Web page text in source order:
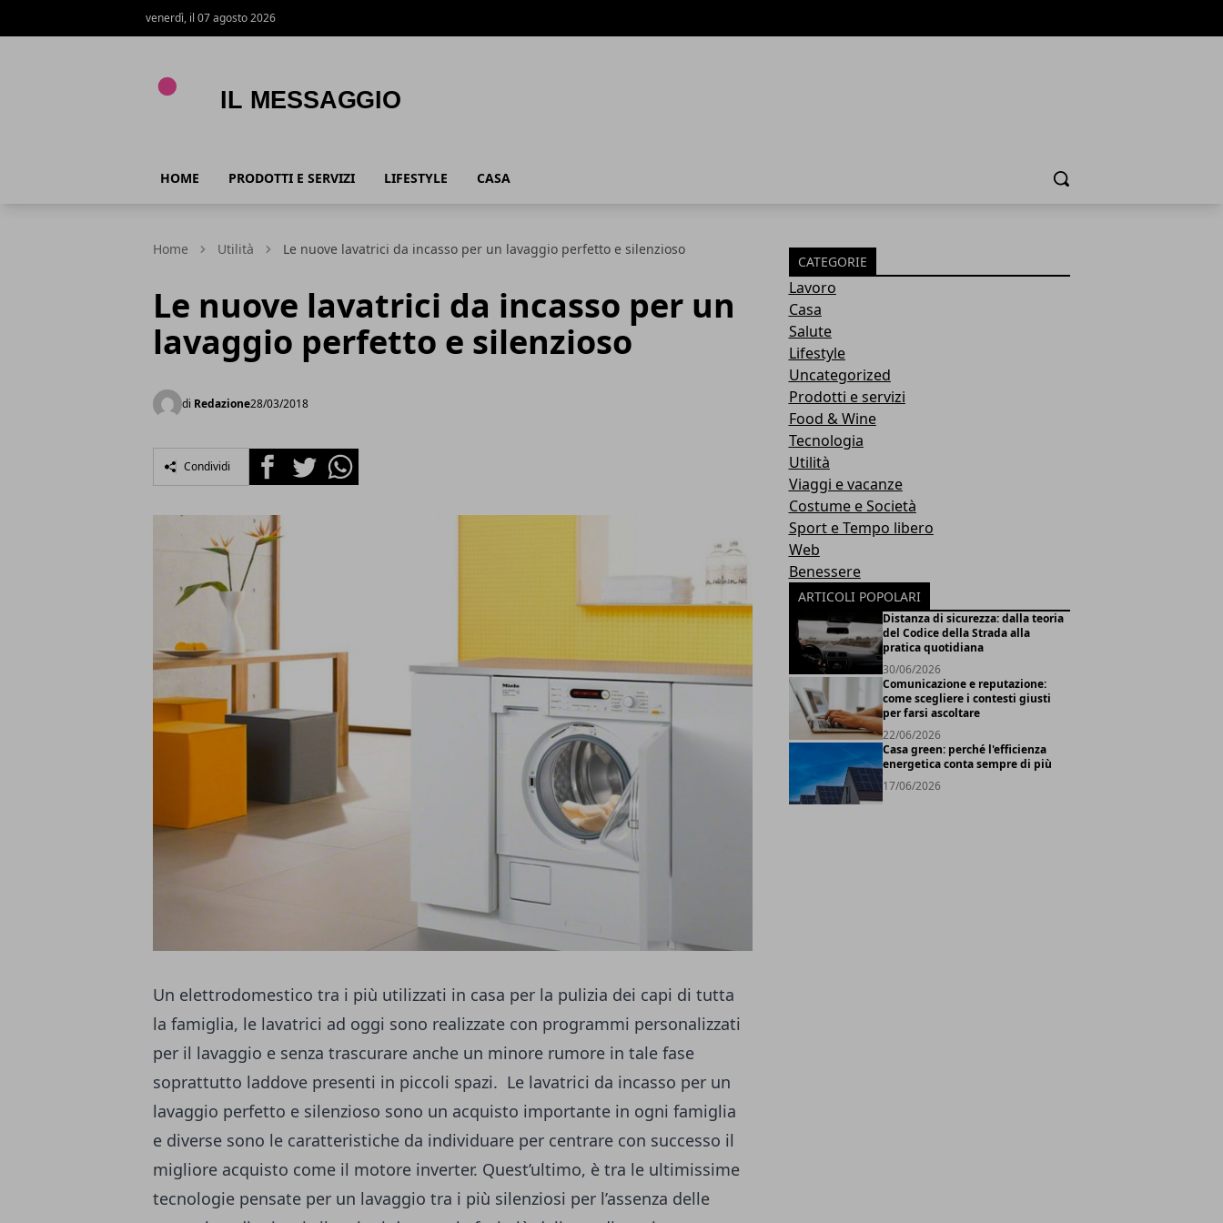
venerdì, il 07 agosto 2026
HOME PRODOTTI E SERVIZI LIFESTYLE CASA Cerca
Home Utilità Le nuove lavatrici da incasso per un lavaggio perfetto e silenzioso
Le nuove lavatrici da incasso per un
lavaggio perfetto e silenzioso
di Redazione28/03/2018
Condividi FacebookTwitterWhatsapp
Un elettrodomestico tra i più utilizzati in casa per la pulizia dei capi di tutta
la famiglia, le lavatrici ad oggi sono realizzate con programmi personalizzati
per il lavaggio e senza trascurare anche un minore rumore in tale fase
soprattutto laddove presenti in piccoli spazi. Le lavatrici da incasso per un
lavaggio perfetto e silenzioso sono un acquisto importante in ogni famiglia
e diverse sono le caratteristiche da individuare per centrare con successo il
migliore acquisto come il motore inverter. Quest’ultimo, è tra le ultimissime
tecnologie pensate per un lavaggio tra i più silenziosi per l’assenza delle
CATEGORIE
Lavoro
Casa
Salute
Lifestyle
Uncategorized
Prodotti e servizi
Food & Wine
Tecnologia
Utilità
Viaggi e vacanze
Costume e Società
Sport e Tempo libero
Web
Benessere
ARTICOLI POPOLARI
Distanza di sicurezza: dalla teoria
del Codice della Strada alla
pratica quotidiana
30/06/2026
Comunicazione e reputazione:
come scegliere i contesti giusti
per farsi ascoltare
22/06/2026
Casa green: perché l'efficienza
energetica conta sempre di più
17/06/2026